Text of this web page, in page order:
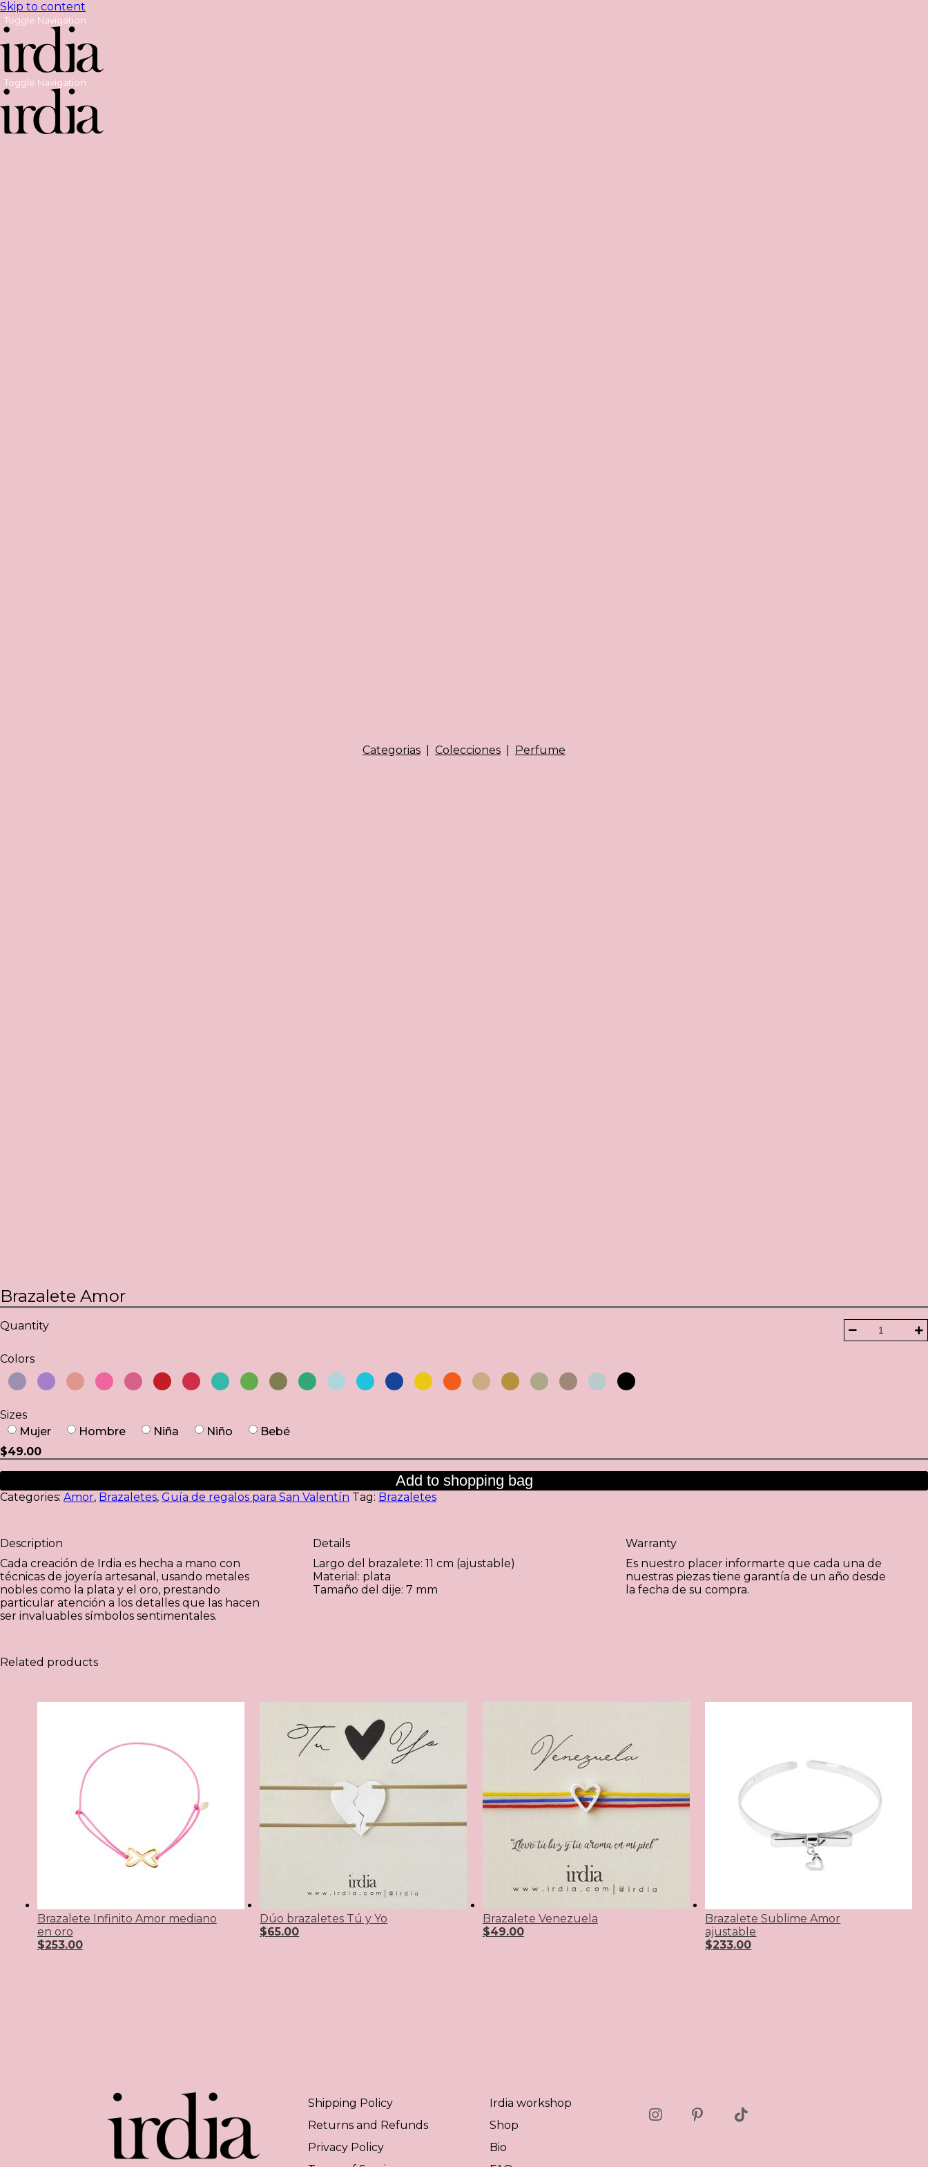
Skip to content
Toggle Navigation
Toggle Navigation
Categorias Colecciones Perfume
Brazalete Amor
Quantity
Colors
Sizes
Mujer
Hombre Niña Niño
Bebé
$49.00
Add to shopping bag
Categories: Amor, Brazaletes, Guía de regalos para San Valentín Tag: Brazaletes
Description
Cada creación de Irdia es hecha a mano con
técnicas de joyería artesanal, usando metales
nobles como la plata y el oro, prestando
particular atención a los detalles que las hacen
ser invaluables símbolos sentimentales.
Details
Largo del brazalete: 11 cm (ajustable)
Material: plata
Tamaño del dije: 7 mm
Warranty
Es nuestro placer informarte que cada una de
nuestras piezas tiene garantía de un año desde
la fecha de su compra.
Related products
Brazalete Infinito Amor mediano
en oro
$253.00
Dúo brazaletes Tú y Yo
$65.00
Brazalete Venezuela
$49.00
Brazalete Sublime Amor
ajustable
$233.00
Shipping Policy
Returns and Refunds
Privacy Policy
Irdia workshop
Shop
Bio